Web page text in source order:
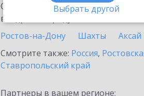
Выбрать другой
Ознакомьтесь с
внедрение продукта.
Ростов-на-Дону
Шахты Аксай
Смотрите также: Россия,
Ставропольский край
Партнеры в вашем регионе: